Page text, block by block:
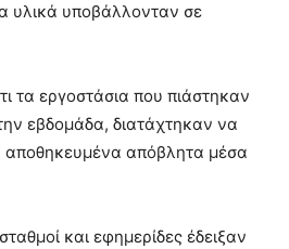
υλικά υποβάλλονταν σε
τα εργοστάσια που πιάστηκαν
εβδομάδα, διατάχτηκαν να
απόβλητα μέσα
και εφημερίδες έδειξαν